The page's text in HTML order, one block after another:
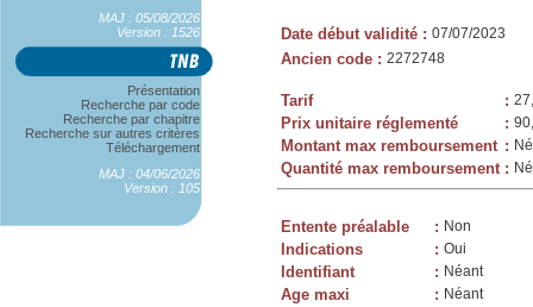
MAJ : 05/08/2026
Version : 1526
Présentation
Recherche par code
Recherche par chapitre
Recherche sur autres critères
Téléchargement
MAJ : 04/06/2026
Version : 105
Date début validité : 07/07/2023
Ancien code : 2272748
Tarif :
Prix unitaire réglementé :
Montant max remboursement :
Quantité max remboursement :
Entente préalable : Non
Indications : Oui
Identifiant : Néant
Age maxi : Néant